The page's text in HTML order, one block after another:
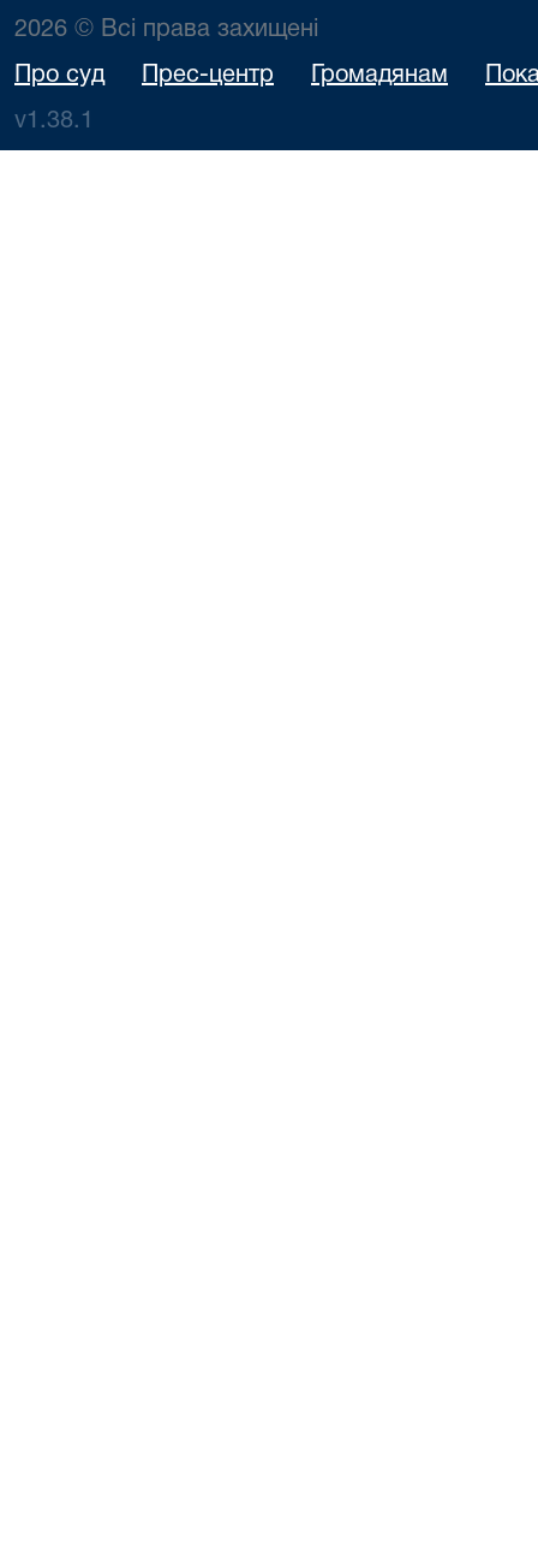
2026 © Всі права захищені
Про суд Прес-центр Громадянам
v1.38.1